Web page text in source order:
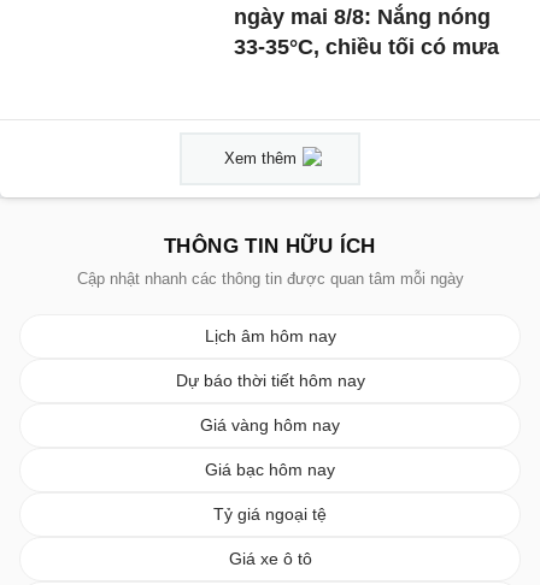
ngày mai 8/8: Nắng nóng
33-35°C, chiều tối có mưa
Xem thêm
THÔNG TIN HỮU ÍCH
Cập nhật nhanh các thông tin được quan tâm mỗi ngày
Lịch âm hôm nay
Dự báo thời tiết hôm nay
Giá vàng hôm nay
Giá bạc hôm nay
Tỷ giá ngoại tệ
Giá xe ô tô